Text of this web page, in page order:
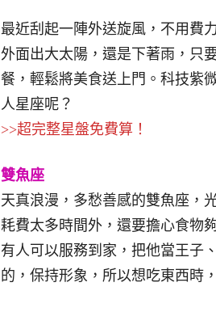
最近刮起一陣外送旋風，不用費
外面出大太陽，還是下著雨，只
餐，輕鬆將美食送上門。科技紫
人星座呢？
>>超完整星盤免費算！
雙魚座
天真浪漫，多愁善感的雙魚座，
耗費太多時間外，還要擔心食物
有人可以服務到家，把他當王子
的，保持形象，所以想吃東西時